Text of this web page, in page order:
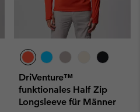
DriVenture™
funktionales Half Zip
Longsleeve für Männer